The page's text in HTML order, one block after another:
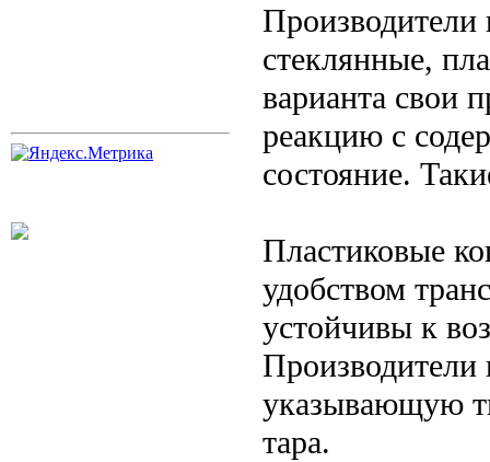
Производители
стеклянные,
варианта свои
реакцию с
состояние.
Пластиковые
удобством
устойчивы к
Производители
указывающую
тара.